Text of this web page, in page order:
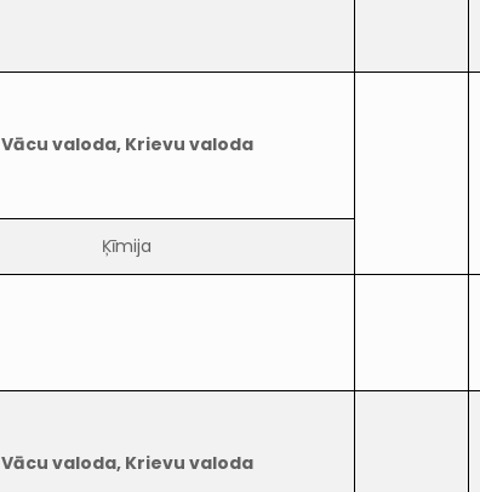
Vācu valoda, Krievu valoda
Ķīmija
Vācu valoda, Krievu valoda